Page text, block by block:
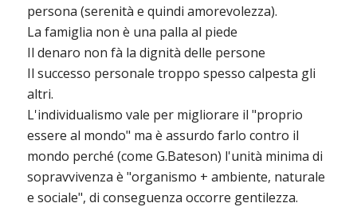
persona (serenità e quindi amorevolezza).
La famiglia non è una palla al piede
Il denaro non fà la dignità delle persone
Il successo personale troppo spesso calpesta gli
altri.
L'individualismo vale per migliorare il "proprio
essere al mondo" ma è assurdo farlo contro il
mondo perché (come G.Bateson) l'unità minima di
sopravvivenza è "organismo + ambiente, naturale
e sociale", di conseguenza occorre gentilezza.